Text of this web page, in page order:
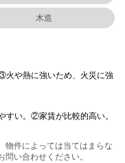
木造
や熱に強いため、火災に強
い。②家賃が比較的高い。
物件によっては当てはまらな
い合わせください。